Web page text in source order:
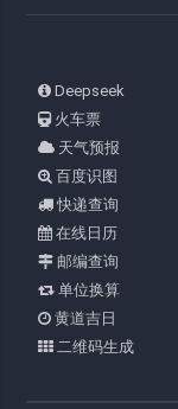
Deepseek
火车票
天气预报
百度识图
快递查询
在线日历
邮编查询
单位换算
黄道吉日
二维码生成